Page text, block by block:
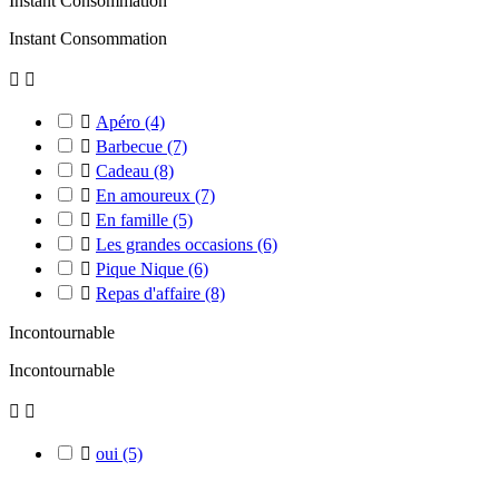
Instant Consommation
 
 Apéro (4)
 Barbecue (7)
 Cadeau (8)
 En amoureux (7)
 En famille (5)
 Les grandes occasions (6)
 Pique Nique (6)
 Repas d'affaire (8)
Incontournable
Incontournable
 
 oui (5)